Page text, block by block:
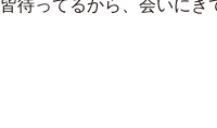
皆待ってるから、会いにき